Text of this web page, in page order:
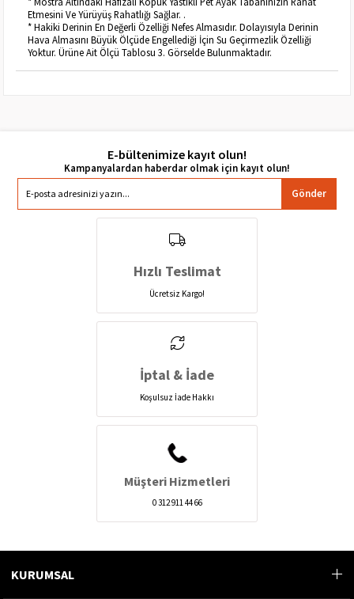
Etmesini Ve Yürüyüş Rahatlığı Sağlar. .
* Hakiki Derinin En Değerli Özelliği Nefes Almasıdır. Dolayısıyla Derinin
Hava Almasını Büyük Ölçüde Engellediği İçin Su Geçirmezlik Özelliği
Yoktur. Ürüne Ait Ölçü Tablosu 3. Görselde Bulunmaktadır.
E-bültenimize kayıt olun!
Gönder
Hızlı Teslimat
Ücretsiz Kargo!
İptal & İade
Koşulsuz İade Hakkı
Müşteri Hizmetleri
0 312 911 44 66
KURUMSAL